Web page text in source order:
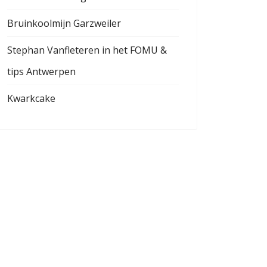
Bruinkoolmijn Garzweiler
Stephan Vanfleteren in het FOMU &
tips Antwerpen
Kwarkcake